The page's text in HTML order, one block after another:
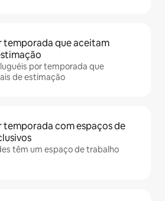
temporada que aceitam
por temporada que
de estimação
temporada com espaços de
têm um espaço de trabalho